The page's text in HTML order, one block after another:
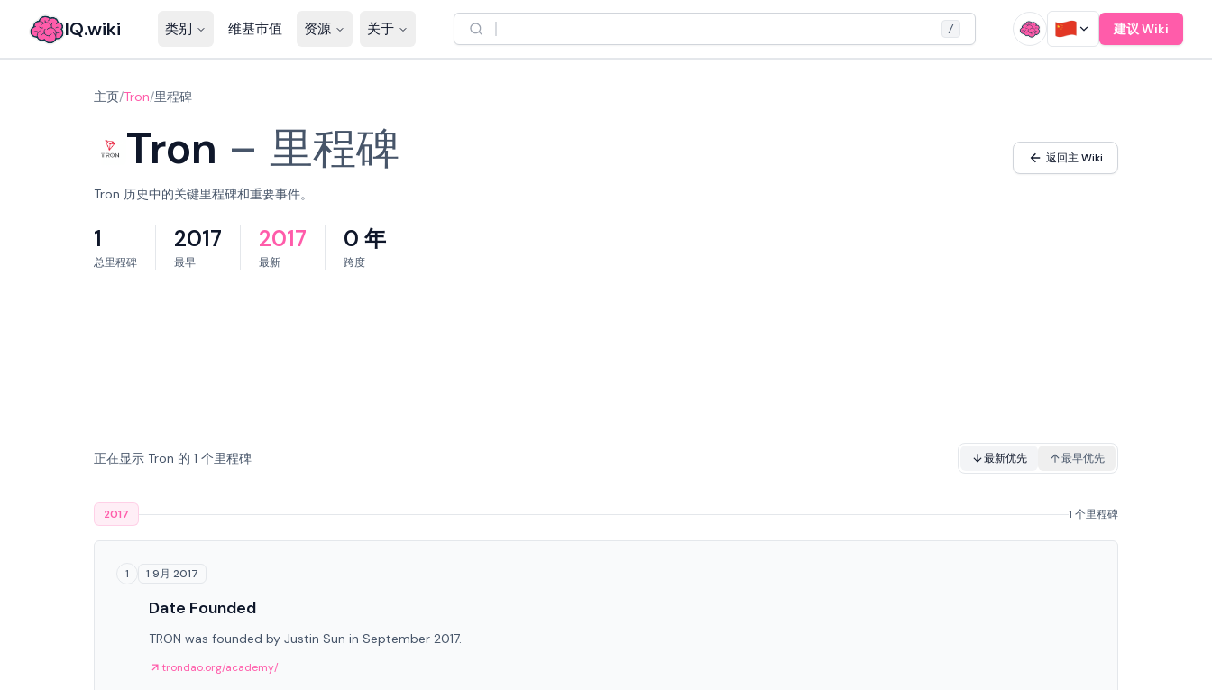
IQ.wiki 类别 维基市值 资源 关于 / 建议 Wiki
主页/Tron/里程碑
Tron – 里程碑 返回主 Wiki
Tron 历史中的关键里程碑和重要事件。
1
总里程碑
2017
最早
2017
最新
0 年
跨度
正在显示 Tron 的 1 个里程碑 最新优先 最早优先
2017 1 个里程碑
1 1 9月 2017
Date Founded
TRON was founded by Justin Sun in September 2017.
trondao.org/academy/